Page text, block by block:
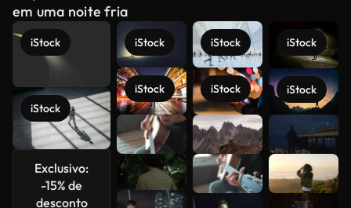
em uma noite fria
iStock
iStock
Exclusivo:
-15% de
desconto
iStock
iStock
iStock
iStock
iStock
iStock
Veja mais